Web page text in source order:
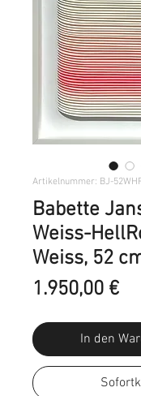
Artikelnummer: BJ-
Babette
Weiss-
Weiss, 52
1.950,00 €
In den